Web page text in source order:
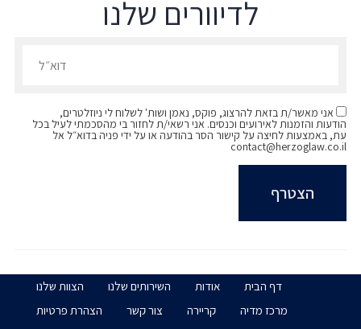
לדיוורים שלנו
אני מאשר/ת בזאת להרצוג, פוקס, נאמן ושות' לשלוח לי ניוזלטרים,
הודעות והזמנות לאירועים וכנסים. אני רשאי/ת לחזור בי מהסכמתי לעיל בכל
עת, באמצעות לחיצה על קישור הסר בהודעה או על ידי פניה בדוא״ל אל
contact@herzoglaw.co.il
דף הבית אודות השירותים שלנו
הצוות שלנו
מרכז מדיה
קריירה צור קשר
הצהרת פרטיות